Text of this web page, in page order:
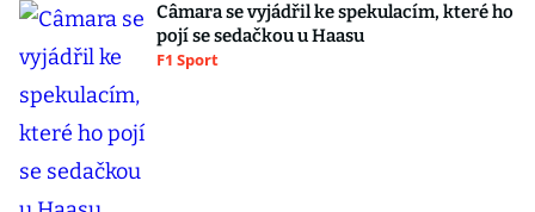
Câmara se vyjádřil ke spekulacím, které ho
pojí se sedačkou u Haasu
F1 Sport